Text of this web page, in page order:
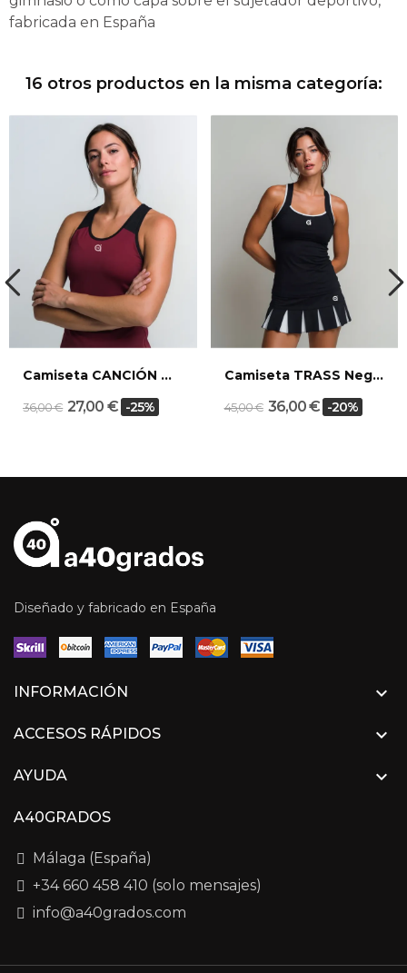
fabricada en España
16 otros productos en la misma categoría:
Camiseta CANCIÓN Wine
36,00 € 27,00 € -25%
Camiseta TRASS Negra/Blanco
45,00 € 36,00 € -20%
Diseñado y fabricado en España
INFORMACIÓN 
ACCESOS RÁPIDOS 
AYUDA 
A40GRADOS
Málaga (España)
+34 660 458 410 (solo mensajes)
info@a40grados.com